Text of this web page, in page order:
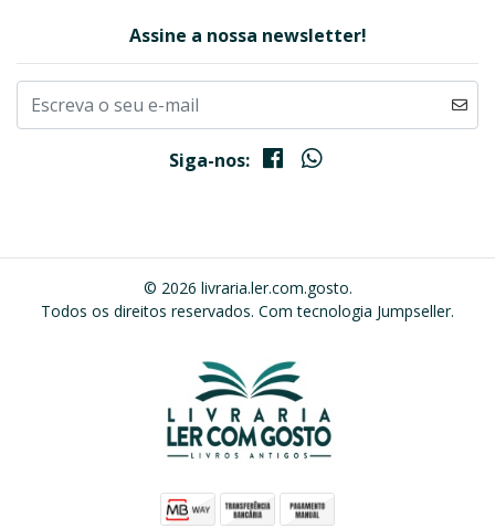
Assine a nossa newsletter!
Siga-nos:
© 2026 livraria.ler.com.gosto.
Todos os direitos reservados. Com tecnologia Jumpseller.